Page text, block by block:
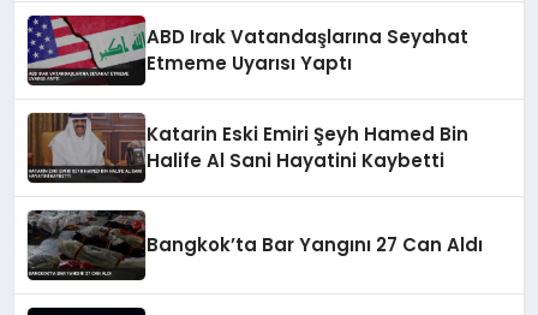
ABD Irak Vatandaşlarına Seyahat
Etmeme Uyarısı Yaptı
Katarin Eski Emiri Şeyh Hamed Bin
Halife Al Sani Hayatini Kaybetti
Bangkok’ta Bar Yangını 27 Can Aldı